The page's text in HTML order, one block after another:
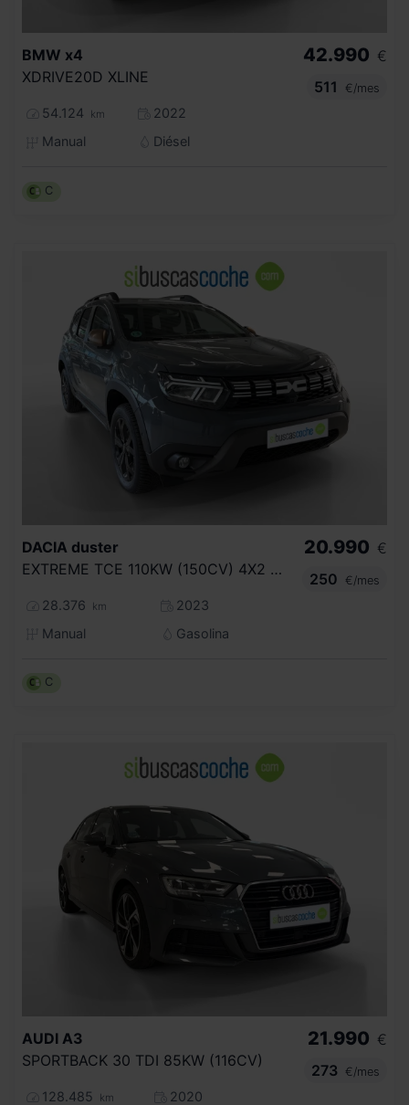
BMW x4
XDRIVE20D XLINE
54.124 km
2022
Manual
Diésel
42.990 €
511
€/mes
C
DACIA duster
EXTREME TCE 110KW (150CV) 4X2 EDC
28.376 km
2023
Manual
Gasolina
20.990 €
250
€/mes
C
AUDI A3
SPORTBACK 30 TDI 85KW (116CV)
128.485 km
2020
21.990 €
273
€/mes